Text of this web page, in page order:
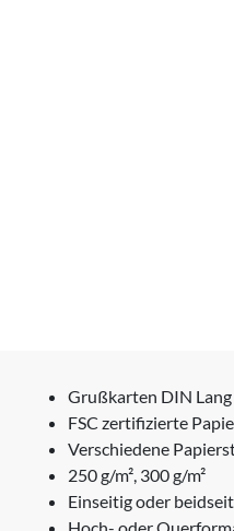
Grußkarten DIN
FSC zertifizierte
Verschiedene
250 g/m², 300 g/m²
Einseitig oder